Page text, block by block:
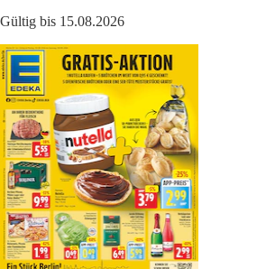
Gültig bis 15.08.2026